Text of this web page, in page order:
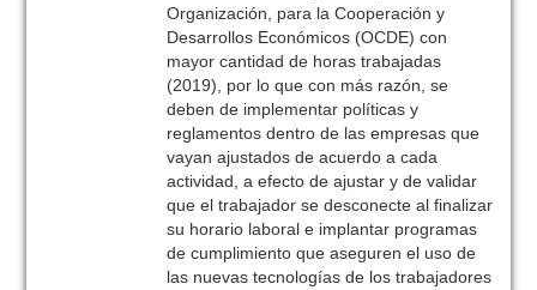
Organización, para la Cooperación y
Desarrollos Económicos (OCDE) con
mayor cantidad de horas trabajadas
(2019), por lo que con más razón, se
deben de implementar políticas y
reglamentos dentro de las empresas que
vayan ajustados de acuerdo a cada
actividad, a efecto de ajustar y de validar
que el trabajador se desconecte al finalizar
su horario laboral e implantar programas
de cumplimiento que aseguren el uso de
las nuevas tecnologías de los trabajadores